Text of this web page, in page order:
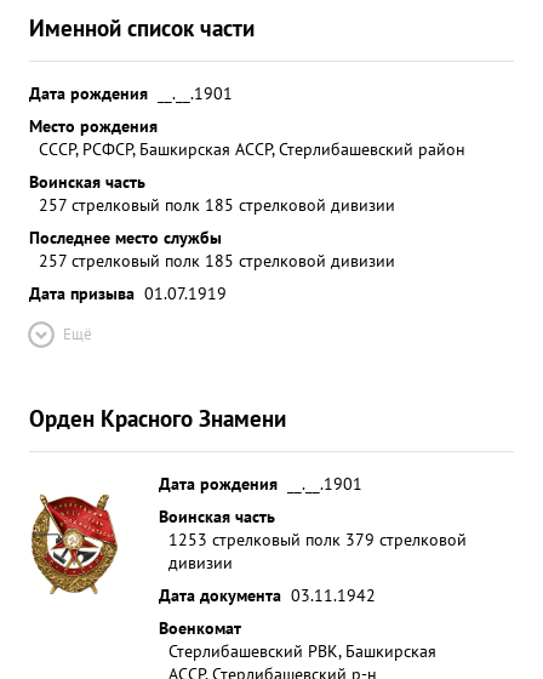
Именной список части
Дата рождения
__.__.1901
Место рождения
СССР, РСФСР, Башкирская АССР, Стерлибашевский район
Воинская часть
257 стрелковый полк 185 стрелковой дивизии
Последнее место службы
257 стрелковый полк 185 стрелковой дивизии
Дата призыва 01.07.1919
Ещё
Орден Красного Знамени
Дата рождения
__.__.1901
Воинская часть
1253 стрелковый полк 379 стрелковой
дивизии
Дата документа 03.11.1942
Военкомат
Стерлибашевский РВК, Башкирская
АССР, Стерлибашевский р-н